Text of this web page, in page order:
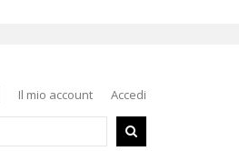
Il mio account Accedi